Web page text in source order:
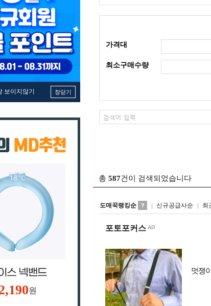
보이지않기 창닫기
원
가격대
최소구매수량
총 587건이 검색되었습니다
도매꾹랭킹순 신규공급사순 최
포토포커스
멋쟁